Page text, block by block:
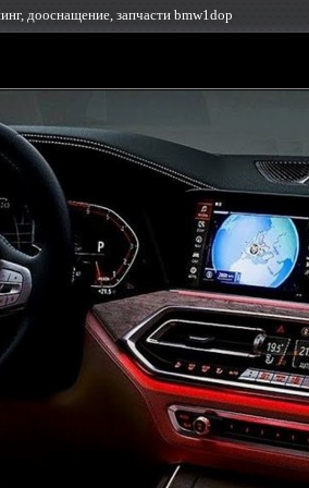
дооснащение, запчасти bmw1dop